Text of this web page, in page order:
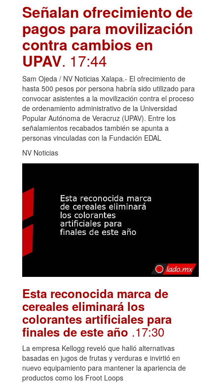
Señalan ofrecimiento de
pagos para movilización
contra cambios en
UPAV. 17:44
Sam Ojeda / NV Noticias Xalapa.- El ofrecimiento de
hasta 500 pesos por persona habría sido utilizado para
convocar asistentes a la movilización contra el proceso
de ordenamiento administrativo de la Universidad
Popular Autónoma de Veracruz (UPAV). Entre los
señalamientos recabados también se apunta a
personas vinculadas con la Fundación EDAL
NV Noticias
Esta reconocida marca de
cereales eliminará los
colorantes artificiales para
finales de este año .17:30
La empresa Kellogg reveló que halló alternativas
basadas en jugos de frutas y verduras e invirtió en
nuevo equipamiento para mantener la apariencia de
productos como los Froot Loops